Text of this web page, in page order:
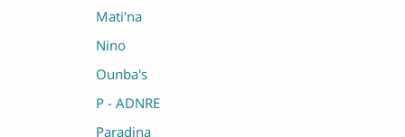
Mati'na
Nino
Ounba's
P - ADNRE
Paradina